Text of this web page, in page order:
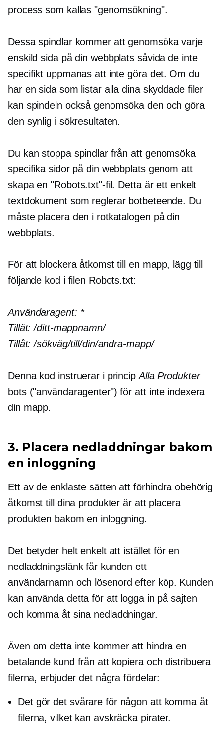
process som kallas "genomsökning".
Dessa spindlar kommer att genomsöka varje
enskild sida på din webbplats såvida de inte
specifikt uppmanas att inte göra det. Om du
har en sida som listar alla dina skyddade filer
kan spindeln också genomsöka den och göra
den synlig i sökresultaten.
Du kan stoppa spindlar från att genomsöka
specifika sidor på din webbplats genom att
skapa en "Robots.txt"-fil. Detta är ett enkelt
textdokument som reglerar botbeteende. Du
måste placera den i rotkatalogen på din
webbplats.
För att blockera åtkomst till en mapp, lägg till
följande kod i filen Robots.txt:
Användaragent: *
Tillåt:/ditt-mappnamn/
Tillåt:/sökväg/till/din/andra-mapp/
Denna kod instruerar i principAlla Produkter
bots ("användaragenter") för att inte indexera
din mapp.
3. Placera nedladdningar bakom
en inloggning
Ett av de enklaste sätten att förhindra obehörig
åtkomst till dina produkter är att placera
produkten bakom en inloggning.
Det betyder helt enkelt att istället för en
nedladdningslänk får kunden ett
användarnamn och lösenordefter köp. Kunden
kan använda detta för att logga in på sajten
och komma åt sina nedladdningar.
Även om detta inte kommer att hindra en
betalande kund från att kopiera och distribuera
filerna, erbjuder det några fördelar:
Det gör det svårare för någon att komma åt
filerna, vilket kan avskräcka pirater.